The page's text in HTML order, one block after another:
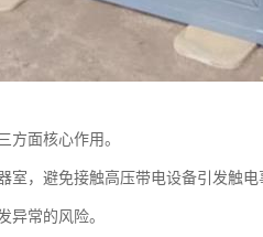
方面核心作用。
，避免接触高压带电设备引发触
异常的风险。